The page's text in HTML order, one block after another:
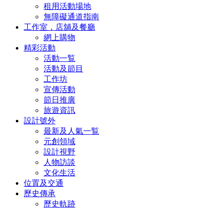
租用活動場地
無障礙通道指南
工作室，店舖及餐廳
網上購物
精彩活動
活動一覧
活動及節目
工作坊
宣傳活動
節日推廣
旅遊資訊
設計號外
最新及人氣一覧
元創領域
設計視野
人物訪談
文化生活
位置及交通
歷史傳承
歷史軌跡